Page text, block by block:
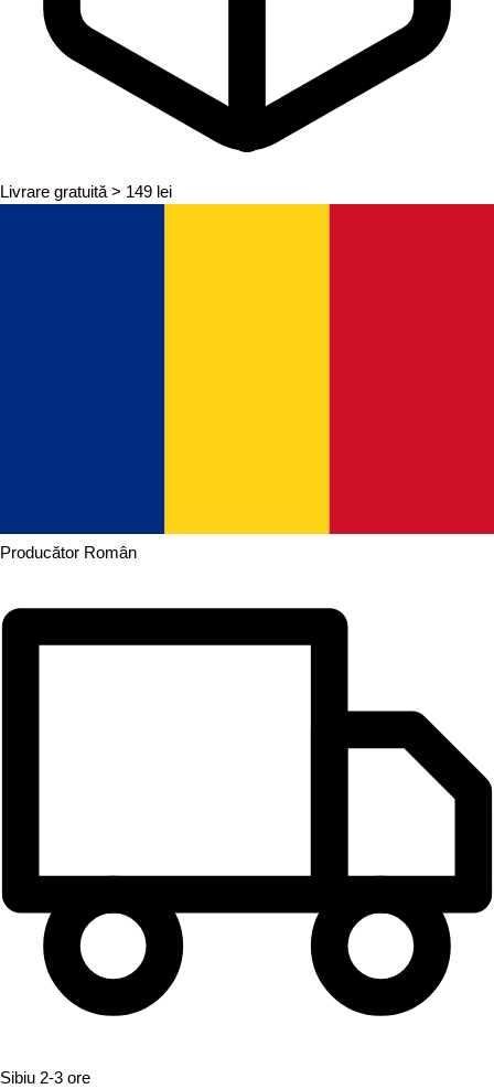
Livrare gratuită > 149 lei
Producător Român
Sibiu 2-3 ore